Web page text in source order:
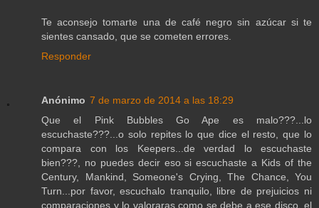
Te aconsejo tomarte una de café negro sin azúcar si te
sientes cansado, que se cometen errores.
Responder
Anónimo 7 de marzo de 2014 a las 18:29
Que el Pink Bubbles Go Ape es malo???...lo
escuchaste???...o solo repites lo que dice el resto, que lo
compara con los Keepers...de verdad lo escuchaste
bien???, no puedes decir eso si escuchaste a Kids of the
Century, Mankind, Someone's Crying, The Chance, You
Turn...por favor, escuchalo tranquilo, libre de prejuicios ni
comparaciones y lo valoraras como se debe a ese disco, el